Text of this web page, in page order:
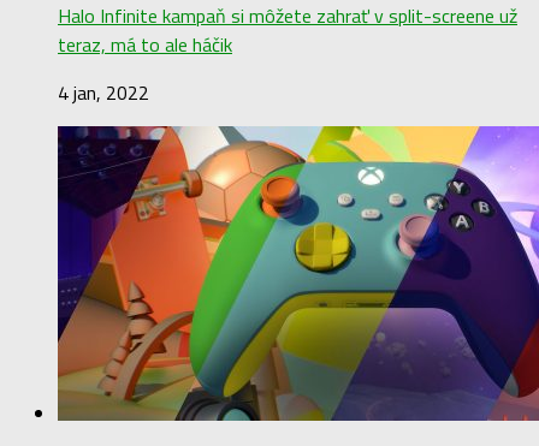
Halo Infinite kampaň si môžete zahrať v split-screene už
teraz, má to ale háčik
4 jan, 2022